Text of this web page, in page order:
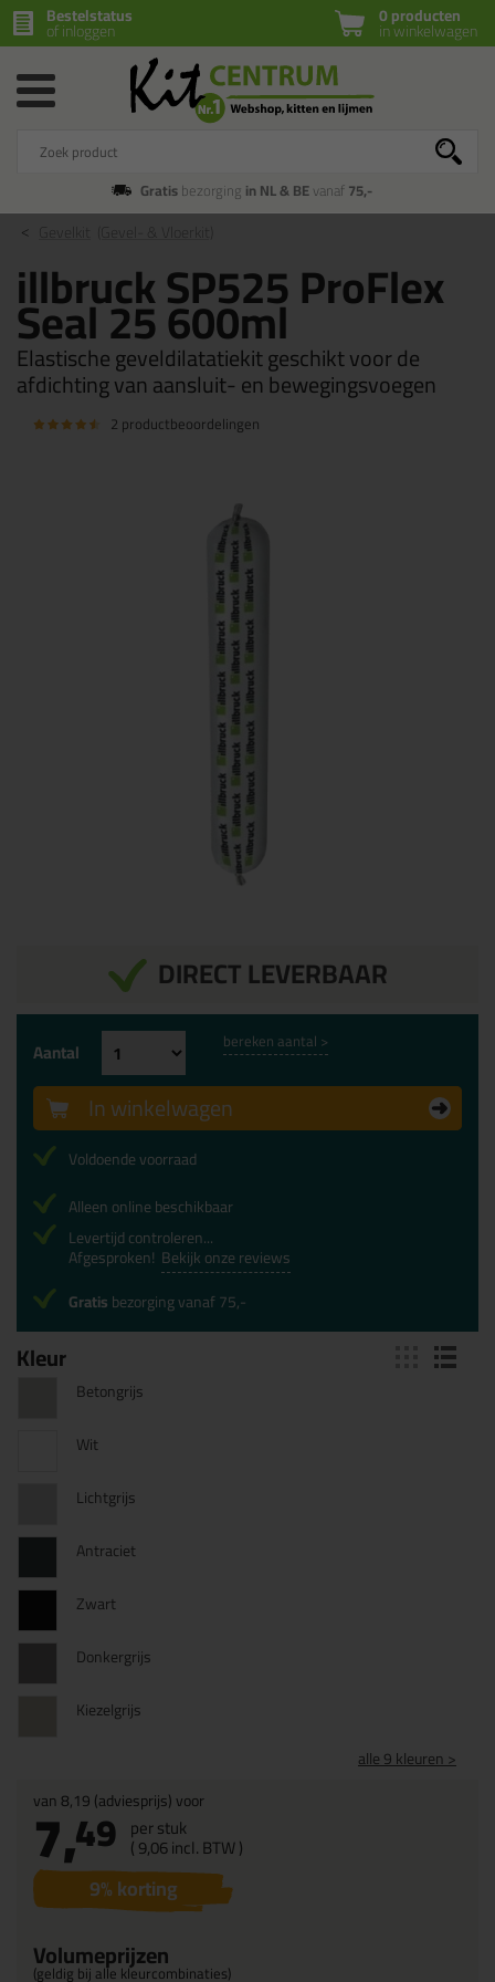
0 producten
in winkelwagen
Bestelstatus
of inloggen
Gratisbezorging in NL & BEvanaf75,-
illbruck SP525 ProFlex
Seal 25 600ml
Elastische geveldilatatiekit geschikt voor de
afdichting van aansluit- en bewegingsvoegen
2 productbeoordelingen
DIRECT LEVERBAAR
Kleur
Betongrijs
Wit
Lichtgrijs
Antraciet
Zwart
Donkergrijs
Kiezelgrijs
alle 9 kleuren >
van8,19(adviesprijs) voor
7,49 per stuk
(9,06incl. BTW )
9% korting
Volumeprijzen
(geldig bij alle kleurcombinaties)
Aantal bereken aantal >
In winkelwagen
Voldoende voorraad
Alleen online beschikbaar
Levertijd controleren...
Afgesproken! Bekijk onze reviews
Gratisbezorging vanaf 75,-